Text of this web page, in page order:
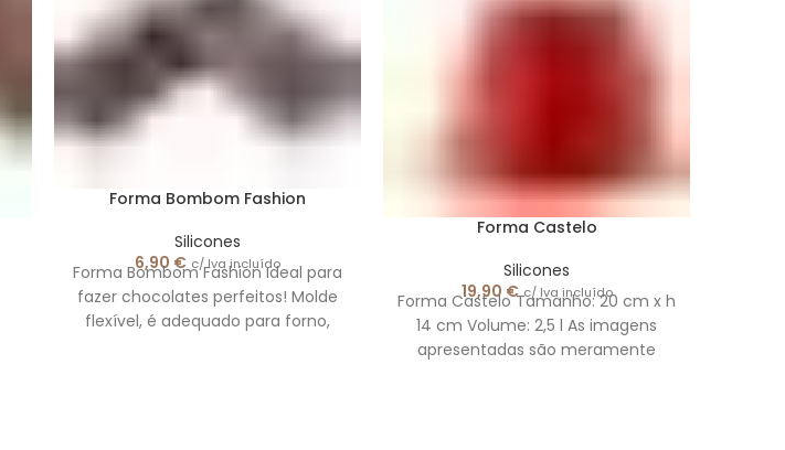
Forma Bombom Fashion
Silicones
6,90 € c/ Iva incluído
Forma Bombom Fashion Ideal para
fazer chocolates perfeitos! Molde
flexível, é adequado para forno,
Forma Castelo
Silicones
19,90 € c/ Iva incluído
Forma Castelo Tamanho: 20 cm x h
14 cm Volume: 2,5 l As imagens
apresentadas são meramente